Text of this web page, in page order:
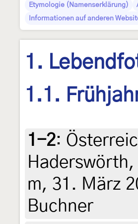
Etymologie (Namenserklärung)
Informationen auf anderen
1.
1.1.
1-2:
m, 31. März
Buchner